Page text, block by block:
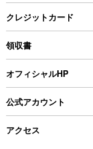
クレジットカード
領収書
オフィシャルHP
公式アカウント
アクセス